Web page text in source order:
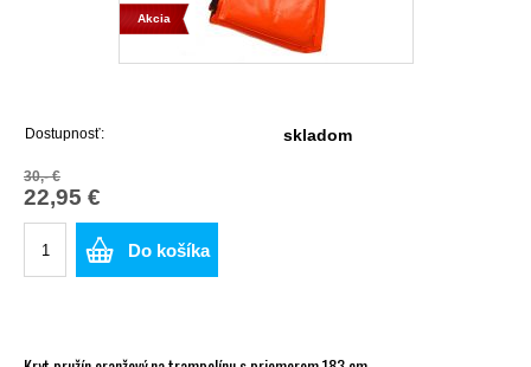
Akcia
Dostupnosť: skladom
30,- €
22,95 €
Do košíka